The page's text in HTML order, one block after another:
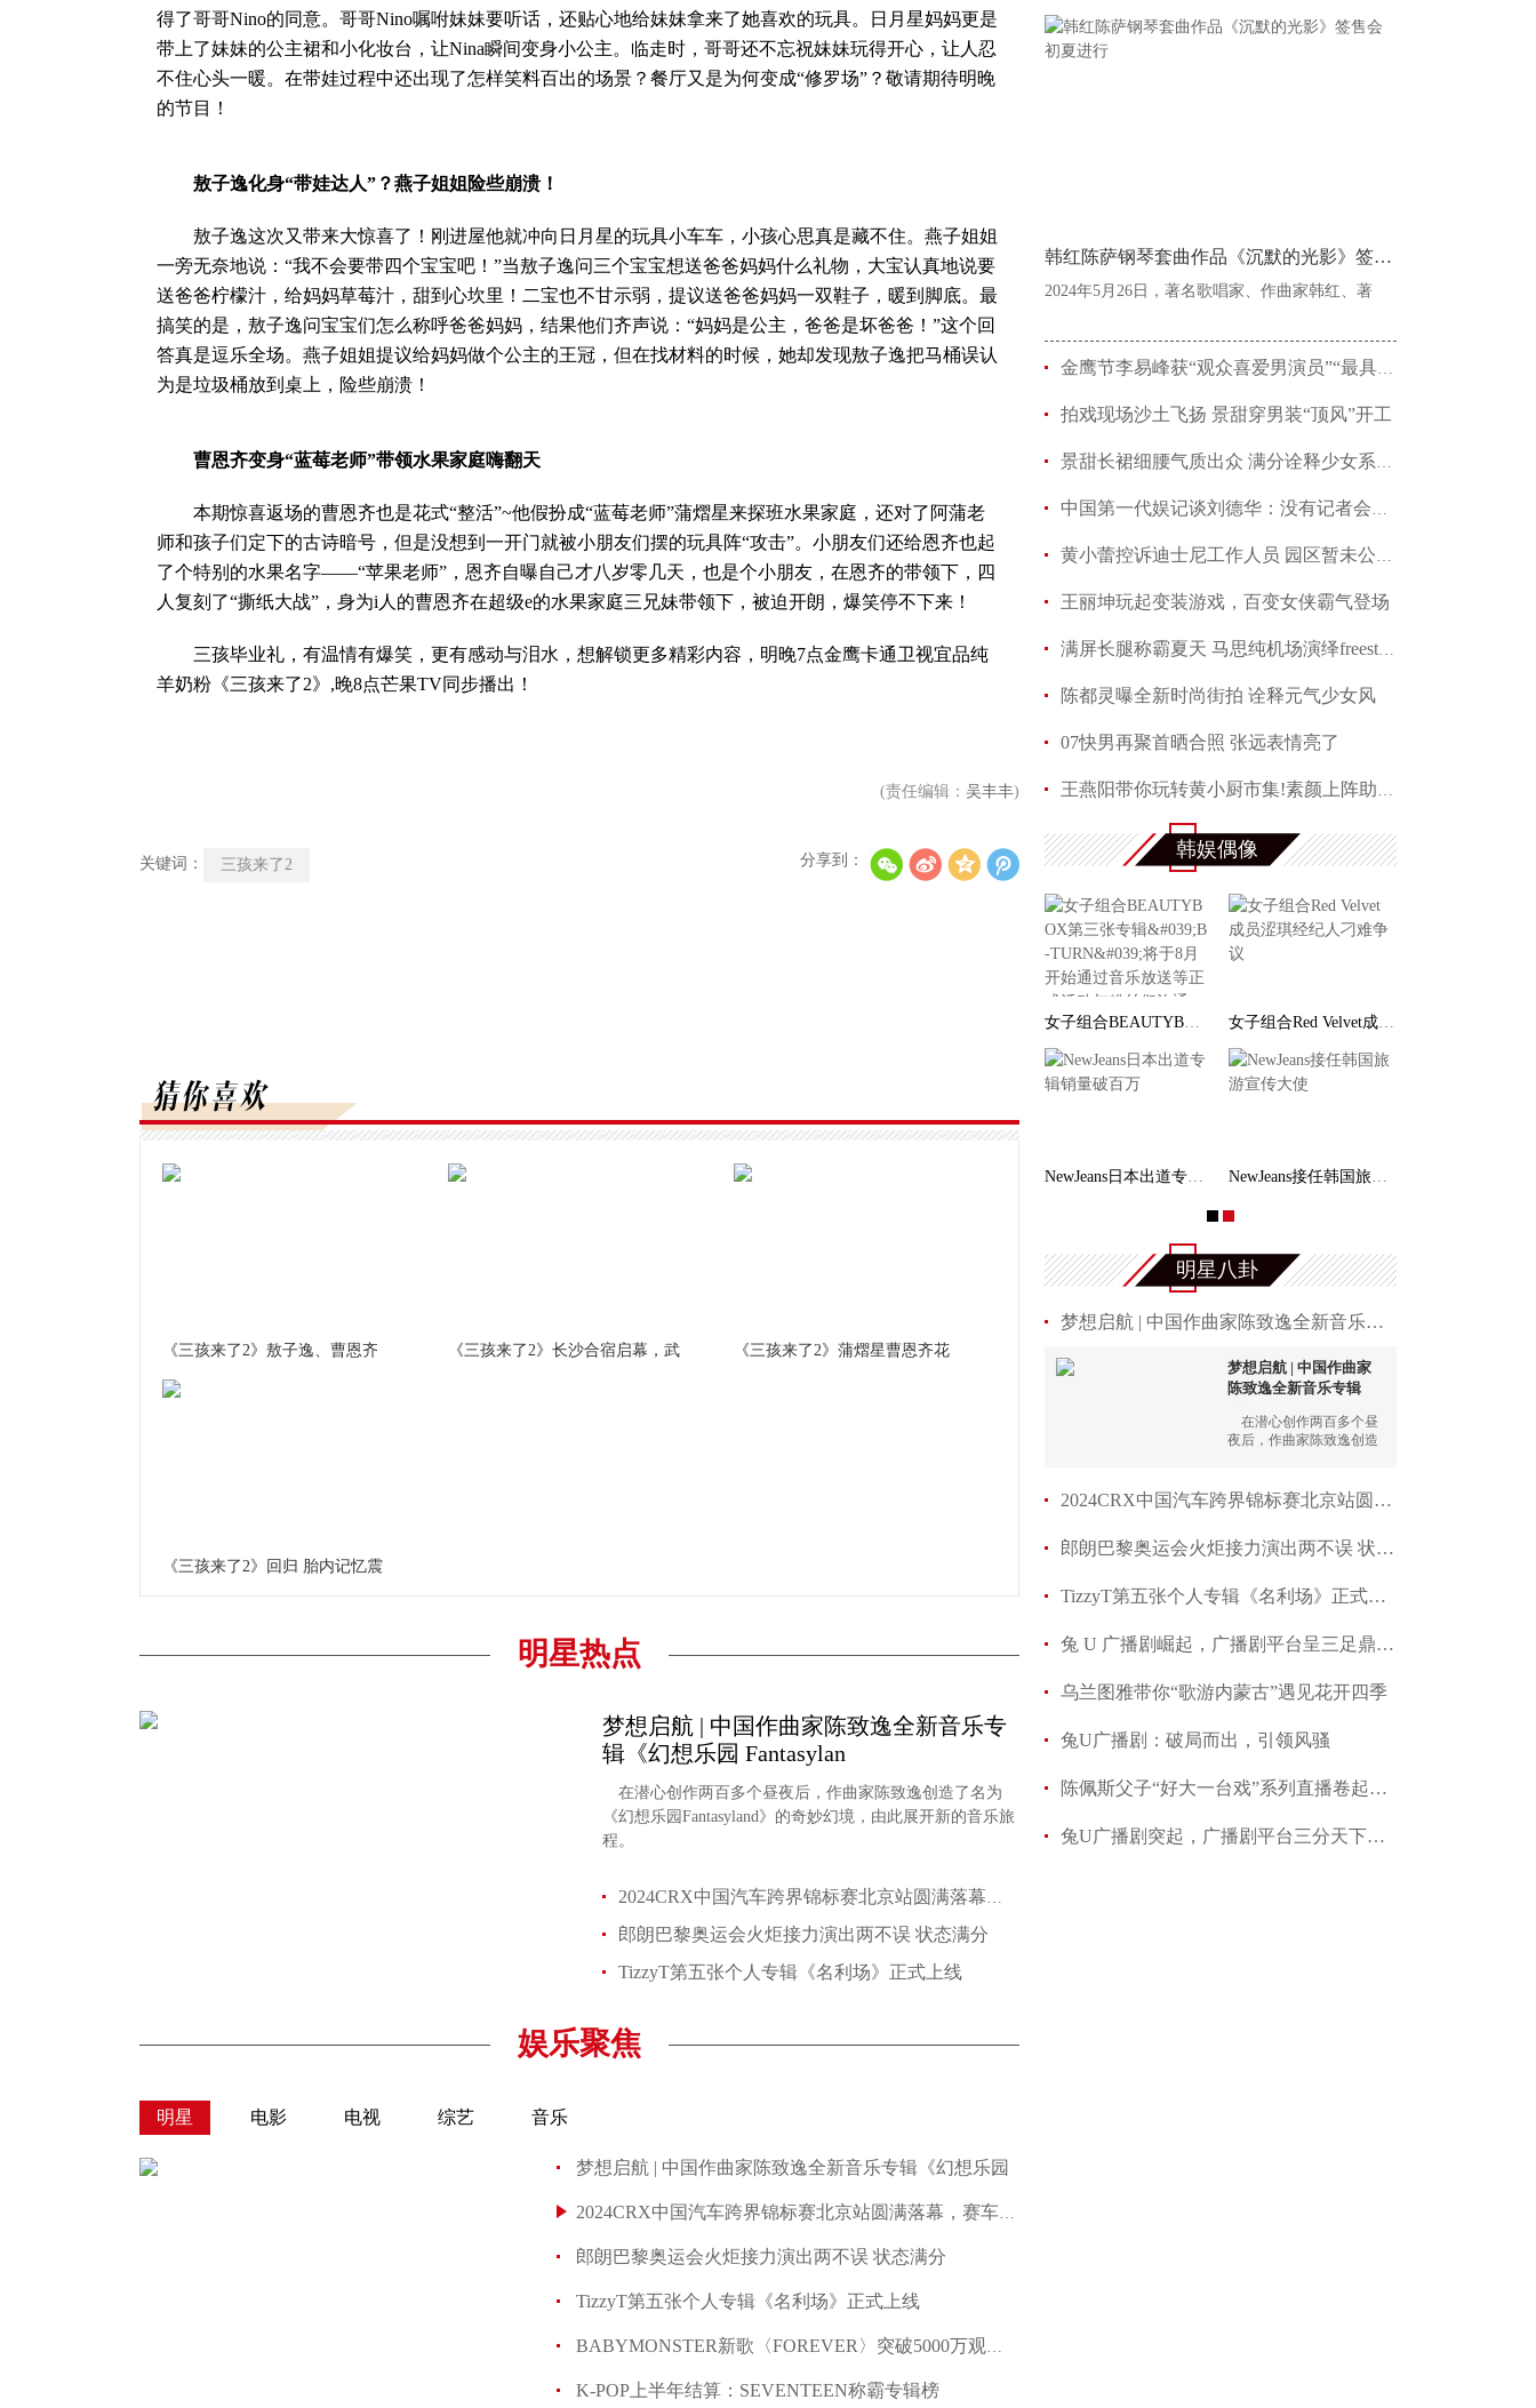
得了哥哥Nino的同意。哥哥Nino嘱咐妹妹要听话，还贴心地给妹妹拿来了她喜欢的玩具。日月星妈妈更是
带上了妹妹的公主裙和小化妆台，让Nina瞬间变身小公主。临走时，哥哥还不忘祝妹妹玩得开心，让人忍
不住心头一暖。在带娃过程中还出现了怎样笑料百出的场景？餐厅又是为何变成“修罗场”？敬请期待明晚
的节目！
敖子逸化身“带娃达人”？燕子姐姐险些崩溃！
敖子逸这次又带来大惊喜了！刚进屋他就冲向日月星的玩具小车车，小孩心思真是藏不住。燕子姐姐
一旁无奈地说：“我不会要带四个宝宝吧！”当敖子逸问三个宝宝想送爸爸妈妈什么礼物，大宝认真地说要
送爸爸柠檬汁，给妈妈草莓汁，甜到心坎里！二宝也不甘示弱，提议送爸爸妈妈一双鞋子，暖到脚底。最
搞笑的是，敖子逸问宝宝们怎么称呼爸爸妈妈，结果他们齐声说：“妈妈是公主，爸爸是坏爸爸！”这个回
答真是逗乐全场。燕子姐姐提议给妈妈做个公主的王冠，但在找材料的时候，她却发现敖子逸把马桶误认
为是垃圾桶放到桌上，险些崩溃！
曹恩齐变身“蓝莓老师”带领水果家庭嗨翻天
本期惊喜返场的曹恩齐也是花式“整活”~他假扮成“蓝莓老师”蒲熠星来探班水果家庭，还对了阿蒲老
师和孩子们定下的古诗暗号，但是没想到一开门就被小朋友们摆的玩具阵“攻击”。小朋友们还给恩齐也起
了个特别的水果名字——“苹果老师”，恩齐自曝自己才八岁零几天，也是个小朋友，在恩齐的带领下，四
人复刻了“撕纸大战”，身为i人的曹恩齐在超级e的水果家庭三兄妹带领下，被迫开朗，爆笑停不下来！
三孩毕业礼，有温情有爆笑，更有感动与泪水，想解锁更多精彩内容，明晚7点金鹰卡通卫视宜品纯
羊奶粉《三孩来了2》,晚8点芒果TV同步播出！
(责任编辑： 吴丰丰)
关键词： 三孩来了2 分享到：
《三孩来了2》敖子逸、曹恩齐 《三孩来了2》长沙合宿启幕，武 《三孩来了2》蒲熠星曹恩齐花
《三孩来了2》回归 胎内记忆震
明星热点
梦想启航 | 中国作曲家陈致逸全新音乐专
辑《幻想乐园 Fantasylan
在潜心创作两百多个昼夜后，作曲家陈致逸创造了名为
《幻想乐园Fantasyland》的奇妙幻境，由此展开新的音乐旅
程。
2024CRX中国汽车跨界锦标赛北京站圆满落幕，赛车手张岩捧双杯不让
郎朗巴黎奥运会火炬接力演出两不误 状态满分
TizzyT第五张个人专辑《名利场》正式上线
娱乐聚焦
明星 电影 电视 综艺 音乐
梦想启航 | 中国作曲家陈致逸全新音乐专辑《幻想乐园
2024CRX中国汽车跨界锦标赛北京站圆满落幕，赛车手张岩
郎朗巴黎奥运会火炬接力演出两不误 状态满分
TizzyT第五张个人专辑《名利场》正式上线
BABYMONSTER新歌〈FOREVER〉突破5000万观看！许愿想出演
K-POP上半年结算：SEVENTEEN称霸专辑榜
韩红陈萨钢琴套曲作品《沉默的光影》签售会
2024年5月26日，著名歌唱家、作曲家韩红、著
金鹰节李易峰获“观众喜爱男演员”“最具人气男演
拍戏现场沙土飞扬 景甜穿男装“顶风”开工
景甜长裙细腰气质出众 满分诠释少女系优雅
中国第一代娱记谈刘德华：没有记者会不喜欢他
黄小蕾控诉迪士尼工作人员 园区暂未公开回应当事
王丽坤玩起变装游戏，百变女侠霸气登场
满屏长腿称霸夏天 马思纯机场演绎freestyle
陈都灵曝全新时尚街拍 诠释元气少女风
07快男再聚首晒合照 张远表情亮了
王燕阳带你玩转黄小厨市集!素颜上阵助力嫣然天使
何润东夏日写真魅力多变 黑色蕾丝透视西装性感吸
韩娱偶像
女子组合BEAUTYBOX第三张专辑'B-TURN'将于8月开 女子组合Red Velvet成员涩琪经纪人刁难争议
NewJeans日本出道专辑销量破百万 NewJeans接任韩国旅游宣传大使
明星八卦
梦想启航 | 中国作曲家陈致逸全新音乐专辑《幻
梦想启航 | 中国作曲家
陈致逸全新音乐专辑
在潜心创作两百多个昼
夜后，作曲家陈致逸创造
开新的音乐旅程。
2024CRX中国汽车跨界锦标赛北京站圆满落幕，赛车
郎朗巴黎奥运会火炬接力演出两不误 状态满分
TizzyT第五张个人专辑《名利场》正式上线
兔 U 广播剧崛起，广播剧平台呈三足鼎立之势
乌兰图雅带你“歌游内蒙古”遇见花开四季
兔U广播剧：破局而出，引领风骚
陈佩斯父子“好大一台戏”系列直播卷起戏曲热潮
兔U广播剧突起，广播剧平台三分天下新局面